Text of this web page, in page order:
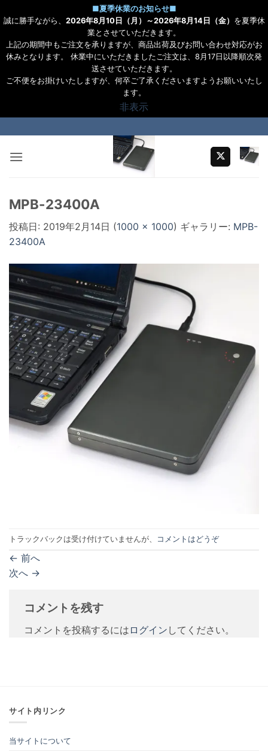
■夏季休業のお知らせ■
誠に勝手ながら、 2026年8月10日（月）～2026年8月14日（金） を夏季休
業とさせていただきます。
上記の期間中もご注文を承りますが、商品出荷及びお問い合わせ対応がお
休みとなります。 休業中にいただきましたご注文は、8月17日以降順次発
送させていただきます。
ご不便をお掛けいたしますが、何卒ご了承くださいますようお願いいたし
ます。
非表示
to
content
MPB-23400A
投稿日: 2019年2月14日 (1000 × 1000) ギャラリー: MPB-
23400A
トラックバックは受け付けていませんが、 コメントはどうぞ
← 前へ
次へ →
コメントを残す
コメントを投稿するには ログイン してください。
サイト内リンク
当サイトについて